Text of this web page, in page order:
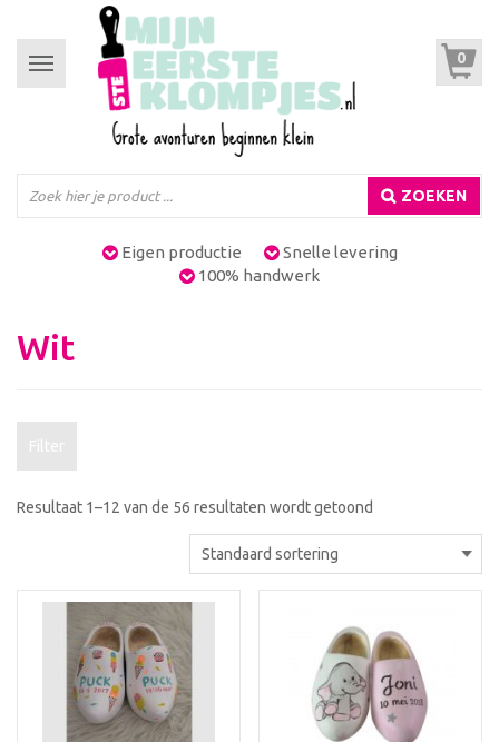
Toggle
navigation
0
ZOEKEN
Eigen productie
Snelle levering
100% handwerk
Wit
Filter
Resultaat 1–12 van de 56 resultaten wordt getoond